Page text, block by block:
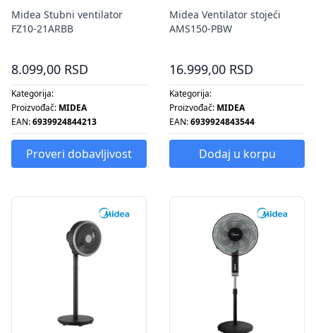
Midea Stubni ventilator
FZ10-21ARBB
8.099,00 RSD
Kategorija:
Proizvođač: MIDEA
EAN:6939924844213
Proveri dobavljivost
Midea Ventilator stojeći
AMS150-PBW
16.999,00 RSD
Kategorija:
Proizvođač: MIDEA
EAN:6939924843544
Dodaj u korpu